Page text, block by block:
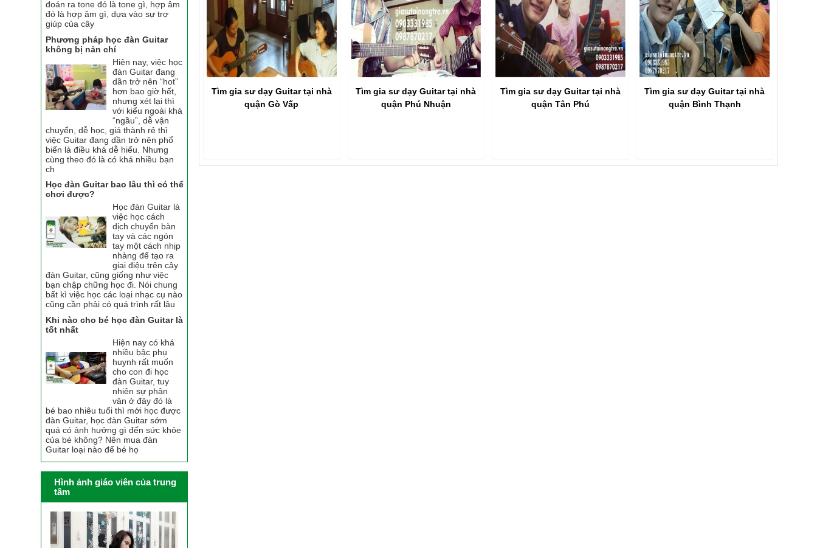
Tìm gia sư dạy Guitar tại nhà
quận Gò Vấp
Tìm gia sư dạy Guitar tại nhà
quận Phú Nhuận
Tìm gia sư dạy Guitar tại nhà
quận Tân Phú
Tìm gia sư dạy Guitar tại nhà
quận Bình Thạnh
đoán ra tone đó là tone gì, hợp âm
đó là hợp âm gì, dựa vào sự trợ
giúp của cây
Phương pháp học đàn Guitar
không bị nản chí
Hiện nay, việc học
đàn Guitar đang
dần trở nên “hot”
hơn bao giờ hết,
nhưng xét lại thì
với kiểu ngoài khá
“ngầu”, dễ vận
chuyển, dễ học, giá thành rẻ thì
việc Guitar đang dần trở nên phổ
biến là điều khá dễ hiểu. Nhưng
cùng theo đó là có khá nhiều bạn
ch
Học đàn Guitar bao lâu thì có thể
chơi được?
Học đàn Guitar là
việc học cách
dịch chuyển bàn
tay và các ngón
tay một cách nhịp
nhàng để tạo ra
giai điệu trên cây
đàn Guitar, cũng giống như việc
bạn chập chững học đi. Nói chung
bất kì việc học các loại nhạc cụ nào
cũng cần phải có quá trình rất lâu
Khi nào cho bé học đàn Guitar là
tốt nhất
Hiện nay có khá
nhiều bậc phụ
huynh rất muốn
cho con đi học
đàn Guitar, tuy
nhiên sự phân
vân ở đây đó là
bé bao nhiêu tuổi thì mới học được
đàn Guitar, học đàn Guitar sớm
quá có ảnh hưởng gì đến sức khỏe
của bé không? Nên mua đàn
Guitar loại nào để bé họ
Hình ảnh giáo viên của trung
tâm